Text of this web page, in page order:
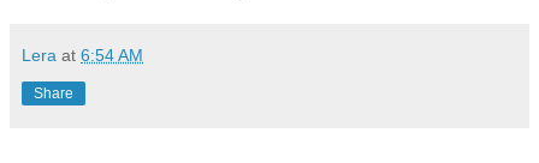
Lera at 6:54 AM
Share